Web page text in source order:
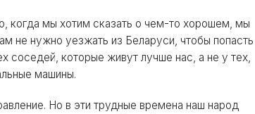
когда мы хотим сказать о чем-то хорошем, мы
не нужно уезжать из Беларуси, чтобы попасть
соседей, которые живут лучше нас, а не у тех,
машины.
Но в эти трудные времена наш народ